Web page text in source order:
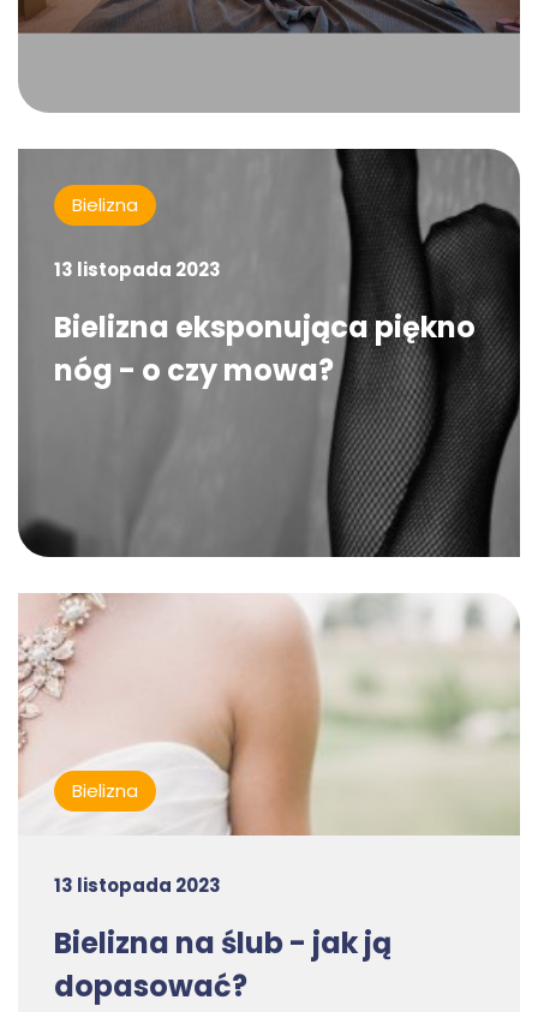
Bielizna
13 listopada 2023
Bielizna eksponująca piękno
nóg - o czy mowa?
Bielizna
13 listopada 2023
Bielizna na ślub - jak ją
dopasować?